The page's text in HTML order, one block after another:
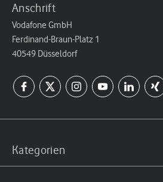
Anschrift
Vodafone GmbH
Ferdinand-Braun-Platz 1
40549 Düsseldorf
Kategorien